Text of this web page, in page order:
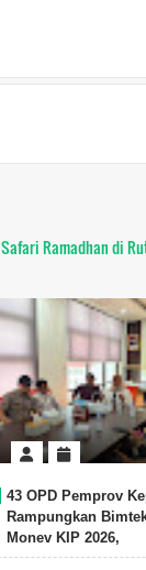
Safari Ramadhan di
43 OPD Pemprov
Rampungkan
Monev KIP 2026,
Komitmen Pimpinan